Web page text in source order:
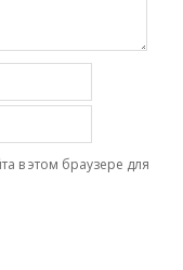
в этом браузере для